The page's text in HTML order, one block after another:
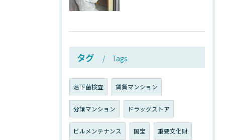
タグ Tags
落下菌検査 賃貸マンション
分譲マンション ドラッグストア
ビルメンテナンス 国宝 重要文化財